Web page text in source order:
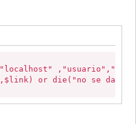
"updateReloj()" 1000
);
or die("no se da